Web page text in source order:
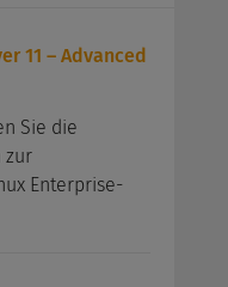
11 – Advanced
Sie die
zur
Enterprise-